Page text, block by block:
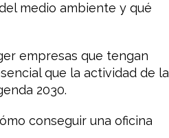
medio ambiente y qué
empresas que tengan
que la actividad de la
2030.
conseguir una oficina